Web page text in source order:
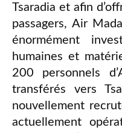
Tsaradia et afin
passagers, Air
énormément
humaines et
200 personnels
transférés vers
nouvellement
actuellement